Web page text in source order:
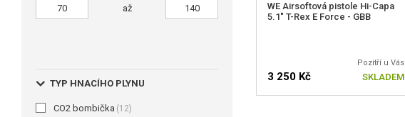
až
TYP HNACÍHO PLYNU
CO2 bombička (12)
WE Airsoftová pistole Hi-Capa
5.1" T-Rex E Force - GBB
Pozítří u Vás
3 250 Kč SKLADEM